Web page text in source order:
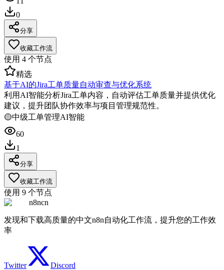
0
分享
收藏工作流
使用 4 个节点
精选
基于AI的Jira工单质量自动审查与优化系统
利用AI智能分析Jira工单内容，自动评估工单质量并提供优化
建议，提升团队协作效率与项目管理规范性。
🟡中级工单管理AI智能
60
1
分享
收藏工作流
使用 9 个节点
n8ncn
发现和下载高质量的中文n8n自动化工作流，提升您的工作效
率
Twitter Discord